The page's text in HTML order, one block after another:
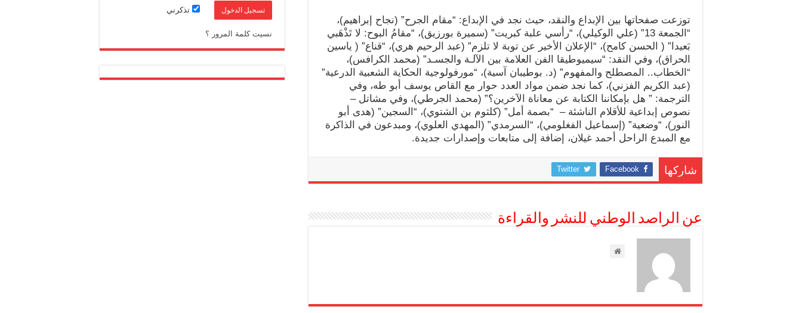
توزعت صفحاتها بين الإبداع والنقد، حيث نجد في الإبداع: “مقام الجرح” (نجاح إبراهيم)،
“الجمعة 13” (علي الوكيلي)، “رأسي علبة كبريت” (سميرة بورزيق)، “مقامُ البوح: لا تَذْهَبي
بَعيدا” ( الحسن كامح)، “الإعلان الأخير عن توبة لا تلزم” (عبد الرحيم هري)، “قناع” ( ياسين
الحراق)، وفي النقد: “سيميوطيقا الفن العلامة بين الآلـة والجسـد” (محمد الكرافس)،
“الخطاب.. المصطلح والمفهوم” (د. بوطيبان آسية)، “مورفولوجية الحكاية الشعبية الدرعية”
(عبد الكريم الفزني)، كما نجد ضمن مواد العدد حوار مع القاص يوسف أبو طه، وفي
الترجمة: ” هل بإمكاننا الكتابة عن معاناة الآخرين؟” (محمد الجرطي)، وفي مشاتل –
نصوص إبداعية للأقلام الناشئة – “بصمة أمل” (كلثوم بن الشتوي)، “السجين” (هدى أبو
النور)، “وضعية” (إسماعيل الفغلومي)، “السرمدي” (المهدي العلوي)، ومبدعون في الذاكرة
مع المبدع الراحل أحمد غيلان، إضافة إلى متابعات وإصدارات جديدة.
شاركها Facebook
Twitter
عن الراصد الوطني للنشر والقراءة
تذكرني
نسيت كلمة المرور ؟